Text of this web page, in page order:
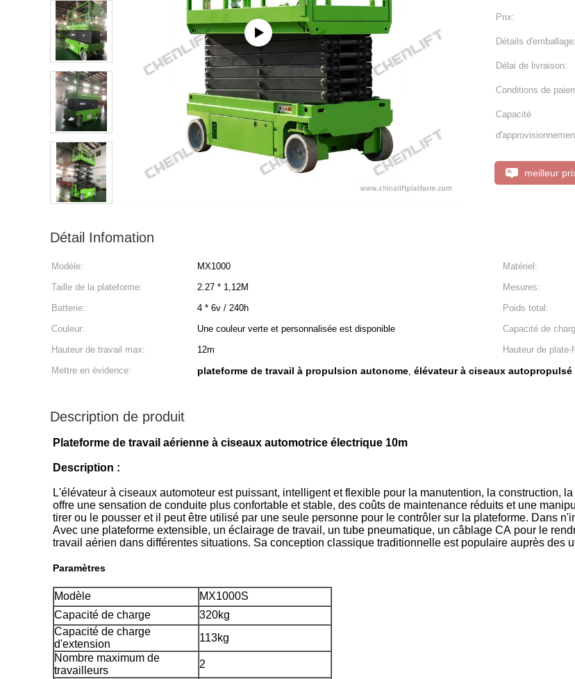
Prix:
Détails d'emballage:
Délai de livraison:
Conditions de
Capacité
meilleur
Détail Infomation
Modèle: MX1000 Matériel:
Taille de la plateforme:
2.27 * 1,12M Mesures:
Batterie:
4 * 6v / 240h Poids total:
Couleur:
Une couleur verte et personnalisée est disponible Capacité de
Hauteur de travail max:
12m Hauteur de plate-
Mettre en évidence:
plateforme de travail à propulsion autonome, élévateur à ciseaux autopropulsé
Description de produit
Plateforme de travail aérienne à ciseaux automotrice électrique 10m
Description :
L'élévateur à ciseaux automoteur est puissant, intelligent et flexible pour la manutention, la construction,
offre une sensation de conduite plus confortable et stable, des coûts de maintenance réduits et une
tirer ou le pousser et il peut être utilisé par une seule personne pour le contrôler sur la plateforme. Dans
Avec une plateforme extensible, un éclairage de travail, un tube pneumatique, un câblage CA pour le
travail aérien dans différentes situations. Sa conception classique traditionnelle est populaire auprès des
Paramètres
Modèle
MX1000S
Capacité de charge
320kg
Capacité de charge
d'extension
113kg
Nombre maximum de
travailleurs
2